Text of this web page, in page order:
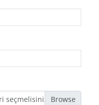
seçmelisiniz